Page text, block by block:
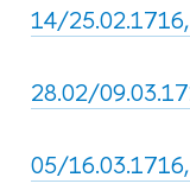
14/25.02.1716,
28.02/
05/16.03.1716,